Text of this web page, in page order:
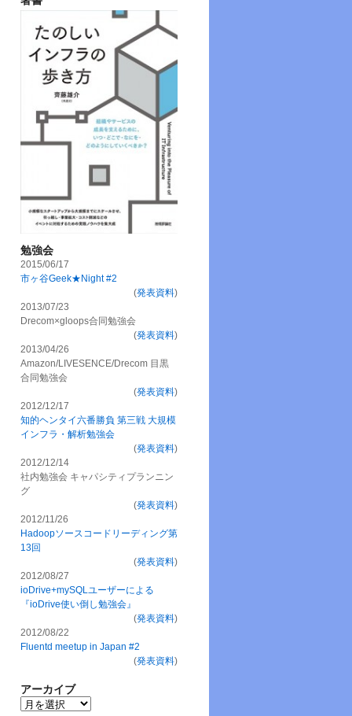
勉強会
2015/06/17
市ヶ谷Geek★Night #2
(発表資料)
2013/07/23
Drecom×gloops合同勉強会
(発表資料)
2013/04/26
Amazon/LIVESENCE/Drecom 目黒
合同勉強会
(発表資料)
2012/12/17
知的ヘンタイ六番勝負 第三戦 大規模
インフラ・解析勉強会
(発表資料)
2012/12/14
社内勉強会 キャパシティプランニン
グ
(発表資料)
2012/11/26
Hadoopソースコードリーディング第
13回
(発表資料)
2012/08/27
ioDrive+mySQLユーザーによる
『ioDrive使い倒し勉強会』
(発表資料)
2012/08/22
Fluentd meetup in Japan #2
(発表資料)
アーカイブ